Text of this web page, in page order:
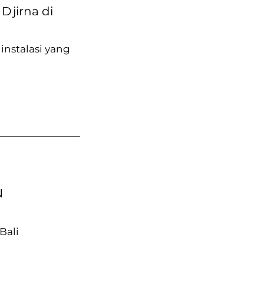
Djirna di
yang